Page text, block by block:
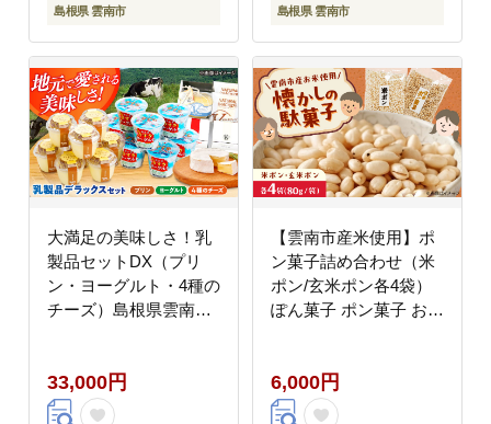
島根県 雲南市 島根県 雲南市
大満足の美味しさ！乳
製品セットDX（プリ
ン・ヨーグルト・4種の
チーズ）島根県雲南市/
33,000円
【雲南市産米使用】ポ
ン菓子詰め合わせ（米
ポン/玄米ポン各4袋）
ぽん菓子 ポン菓子 お菓
市/株式会社大東農産加
工場 [AIEG009]
6,000円